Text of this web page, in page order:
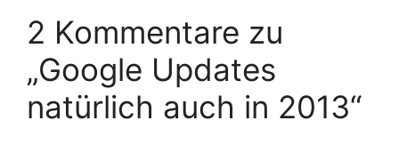
2 Kommentare zu
„Google Updates
natürlich auch in 2013“